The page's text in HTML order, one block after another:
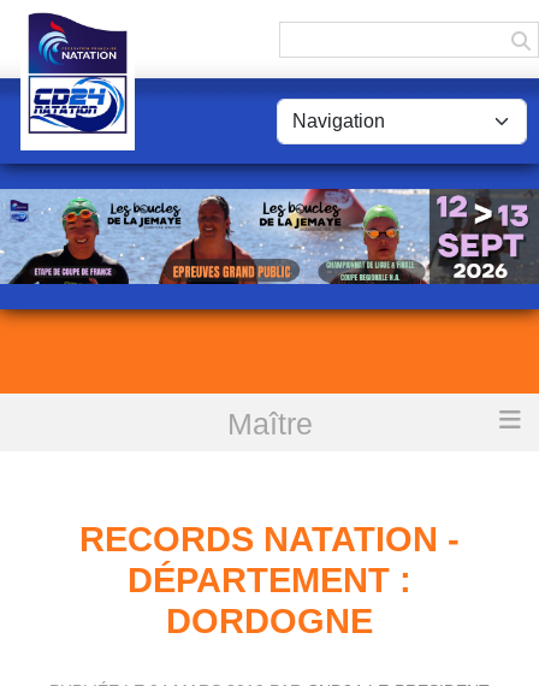
Maître
Records Natation - Département : DORDOGNE
RECORDS NATATION -
DÉPARTEMENT :
DORDOGNE
Panneau de gestion des cookies